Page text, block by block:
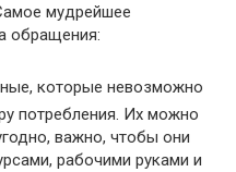
мудрейшее
обращения:
которые невозможно
потребления. Их можно
важно, чтобы они
рабочими руками и